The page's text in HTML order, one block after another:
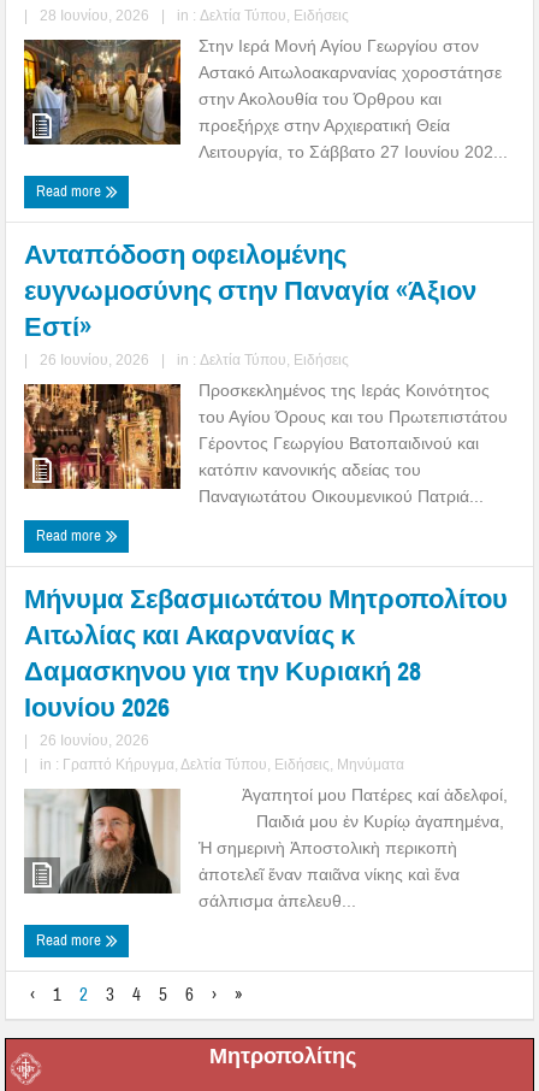
| 28 Ιουνίου, 2026 | in : Δελτία Τύπου Ειδήσεις
Στην Ιερά Μονή Αγίου Γεωργίου στον
Αστακό Αιτωλοακαρνανίας χοροστάτησε
στην Ακολουθία του Όρθρου και
προεξήρχε στην Αρχιερατική Θεία
Λειτουργία, το Σάββατο 27 Ιουνίου 202...
Read more
Ανταπόδοση οφειλομένης
ευγνωμοσύνης στην Παναγία «Άξιον
Εστί»
| 26 Ιουνίου, 2026 | in : Δελτία Τύπου Ειδήσεις
Προσκεκλημένος της Ιεράς Κοινότητος
του Αγίου Όρους και του Πρωτεπιστάτου
Γέροντος Γεωργίου Βατοπαιδινού και
κατόπιν κανονικής αδείας του
Παναγιωτάτου Οικουμενικού Πατριά...
Read more
Μήνυμα Σεβασμιωτάτου Μητροπολίτου
Αιτωλίας και Ακαρνανίας κ
Δαμασκηνου για την Κυριακή 28
Ιουνίου 2026
|
26 Ιουνίου, 2026
|
in : Γραπτό Κήρυγμα Δελτία Τύπου Ειδήσεις Μηνύματα
Ἀγαπητοί μου Πατέρες καί ἀδελφοί,
Παιδιά μου ἐν Κυρίῳ ἀγαπημένα,
Ἡ σημερινὴ Ἀποστολικὴ περικοπὴ
ἀποτελεῖ ἕναν παιᾶνα νίκης καὶ ἕνα
σάλπισμα ἀπελευθ...
Read more
‹ 1 2 3 4 5 6 › »
Μητροπολίτης